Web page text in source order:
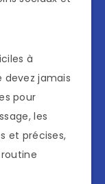
à
devez jamais
pour
les
et précises,